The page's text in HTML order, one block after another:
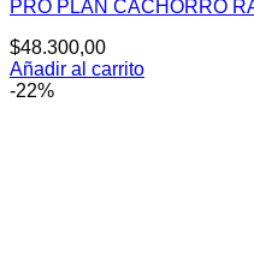
PRO PLAN CACHORRO
$48.300,00
Añadir al carrito
-22%